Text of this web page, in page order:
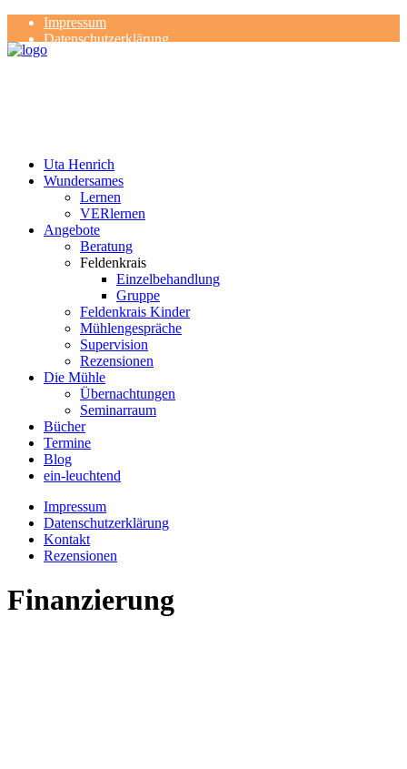
Impressum
Datenschutzerklärung
Kontakt
Uta Henrich
Wundersames
Lernen
VERlernen
Angebote
Beratung
Feldenkrais
Einzelbehandlung
Gruppe
Feldenkrais Kinder
Mühlengespräche
Supervision
Rezensionen
Die Mühle
Übernachtungen
Seminarraum
Bücher
Termine
Blog
ein-leuchtend
Impressum
Datenschutzerklärung
Kontakt
Rezensionen
Finanzierung